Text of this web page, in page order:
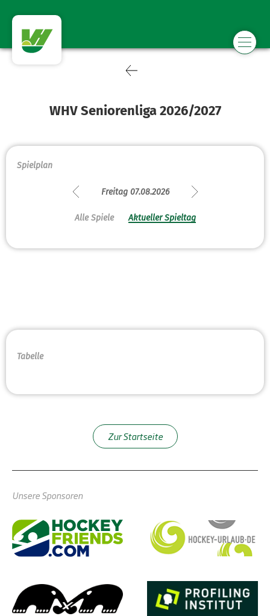
WHV Seniorenliga 2026/2027
Spielplan
Freitag 07.08.2026
Alle Spiele Aktueller Spieltag
Tabelle
Zur Startseite
Unsere Sponsoren